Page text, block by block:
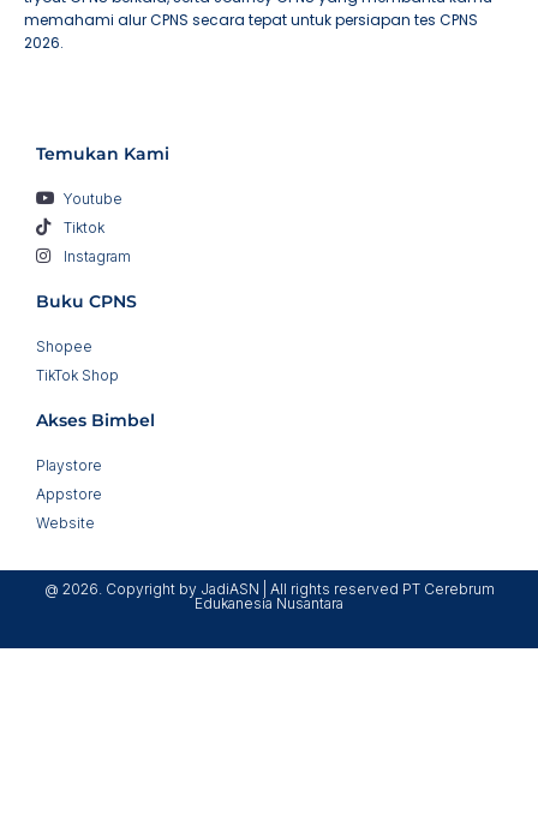
memahami alur CPNS secara tepat untuk persiapan tes CPNS
2026.
Temukan Kami
Youtube
Tiktok
Instagram
Buku CPNS
Shopee
TikTok Shop
Akses Bimbel
Playstore
Appstore
Website
@ 2026. Copyright by JadiASN | All rights reserved PT Cerebrum
Edukanesia Nusantara